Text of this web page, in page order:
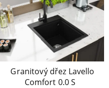
Granitový dřez Lavello
Comfort 0.0 S